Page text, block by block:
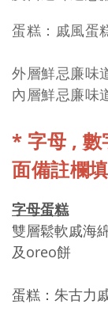
蛋糕：戚風蛋
外層鮮忌廉味
內層鮮忌廉味
* 字母 , 數
面備註欄
字母蛋糕
雙層鬆軟戚海
及oreo餅
蛋糕： 朱古力